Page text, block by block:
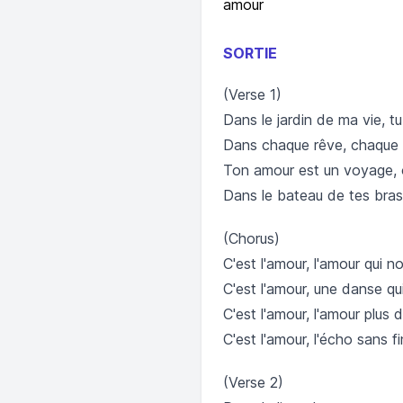
amour
SORTIE
(Verse 1)
Dans le jardin de ma vie,
Dans chaque rêve,
Ton amour est un voyage,
Dans le bateau de tes
(Chorus)
C'est l'amour, l'amour qui
C'est l'amour, une danse
C'est l'amour, l'amour plus
C'est l'amour, l'écho sans
(Verse 2)